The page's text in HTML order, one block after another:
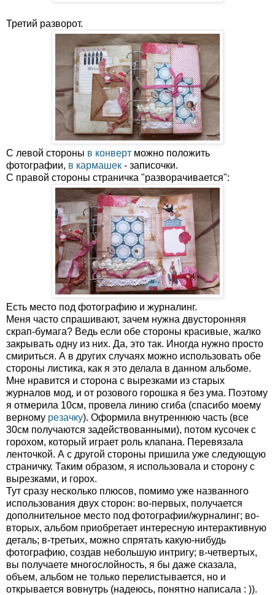
Третий разворот.
С левой стороны в конверт можно положить
фотографии, в кармашек - записочки.
С правой стороны страничка "разворачивается":
Есть место под фотографию и журналинг.
Меня часто спрашивают, зачем нужна двусторонняя
скрап-бумага? Ведь если обе стороны красивые, жалко
закрывать одну из них. Да, это так. Иногда нужно просто
смириться. А в других случаях можно использовать обе
стороны листика, как я это делала в данном альбоме.
Мне нравится и сторона с вырезками из старых
журналов мод, и от розового горошка я без ума. Поэтому
я отмерила 10см, провела линию сгиба (спасибо моему
верному резачку). Оформила внутреннюю часть (все
30см получаются задействованными), потом кусочек с
горохом, который играет роль клапана. Перевязала
ленточкой. А с другой стороны пришила уже следующую
страничку. Таким образом, я использовала и сторону с
вырезками, и горох.
Тут сразу несколько плюсов, помимо уже названного
использования двух сторон: во-первых, получается
дополнительное место под фотографии/журналинг; во-
вторых, альбом приобретает интересную интерактивную
деталь; в-третьих, можно спрятать какую-нибудь
фотографию, создав небольшую интригу; в-четвертых,
вы получаете многослойность, я бы даже сказала,
объем, альбом не только перелистывается, но и
открывается вовнутрь (надеюсь, понятно написала : )).